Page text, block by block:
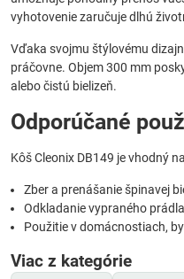
vyhotovenie zaručuje dlhú
Vďaka svojmu štýlovému
práčovne. Objem 300 mm
alebo čistú bielizeň.
Odporúčané
Kôš Cleonix DB149 je vhodný
Zber a prenášanie špinavej
Odkladanie vypraného prádla
Použitie v domácnostiach,
Viac z kategórie